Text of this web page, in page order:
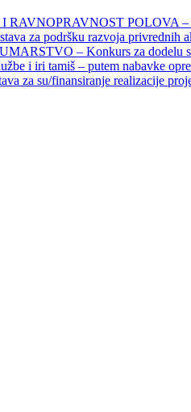
POLOVA –
za podršku razvoja privrednih
– Konkurs za dodelu
i iri tamiš ‒ putem nabavke
su/finansiranje realizacije